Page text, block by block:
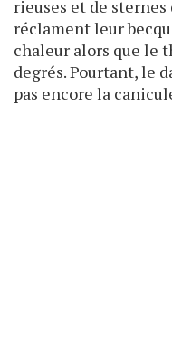
rieuses et de
réclament leur
chaleur alors que le
degrés. Pourtant, le
pas encore la